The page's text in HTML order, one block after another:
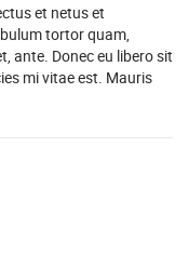
et netus et
tortor quam,
ante. Donec eu libero sit
mi vitae est. Mauris